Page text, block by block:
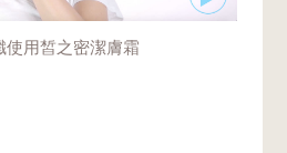
使用皙之密潔膚霜